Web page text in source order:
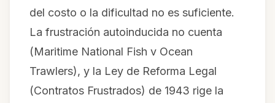
del costo o la dificultad no es suficiente.
La frustración autoinducida no cuenta
(Maritime National Fish v Ocean
Trawlers), y la Ley de Reforma Legal
(Contratos Frustrados) de 1943 rige la